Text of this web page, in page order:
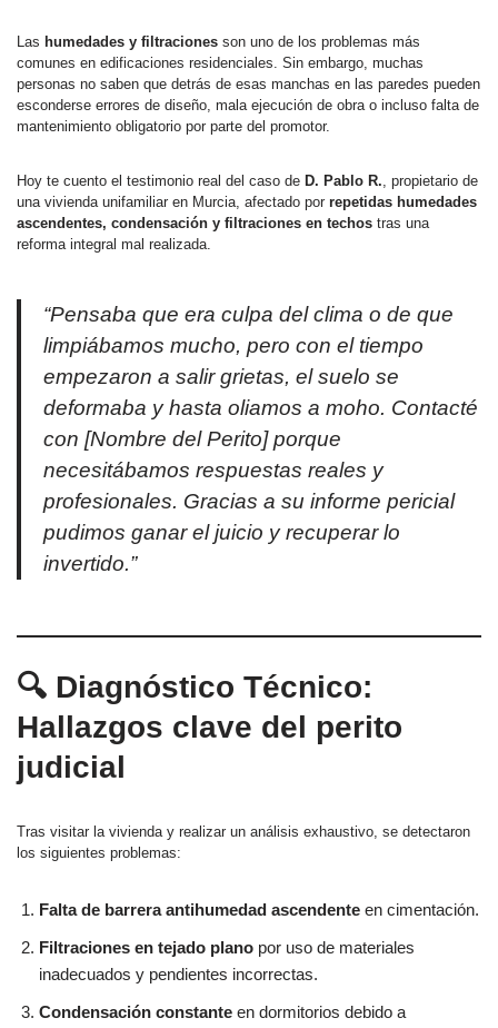
Las humedades y filtraciones son uno de los problemas más
comunes en edificaciones residenciales. Sin embargo, muchas
personas no saben que detrás de esas manchas en las paredes pueden
esconderse errores de diseño, mala ejecución de obra o incluso falta de
mantenimiento obligatorio por parte del promotor.
Hoy te cuento el testimonio real del caso de D. Pablo R., propietario de
una vivienda unifamiliar en Murcia, afectado por repetidas humedades
ascendentes, condensación y filtraciones en techos tras una
reforma integral mal realizada.
“Pensaba que era culpa del clima o de que
limpiábamos mucho, pero con el tiempo
empezaron a salir grietas, el suelo se
deformaba y hasta oliamos a moho. Contacté
con [Nombre del Perito] porque
necesitábamos respuestas reales y
profesionales. Gracias a su informe pericial
pudimos ganar el juicio y recuperar lo
invertido.”
🔍 Diagnóstico Técnico:
Hallazgos clave del perito
judicial
Tras visitar la vivienda y realizar un análisis exhaustivo, se detectaron
los siguientes problemas:
Falta de barrera antihumedad ascendente en cimentación.
Filtraciones en tejado plano por uso de materiales
inadecuados y pendientes incorrectas.
Condensación constante en dormitorios debido a